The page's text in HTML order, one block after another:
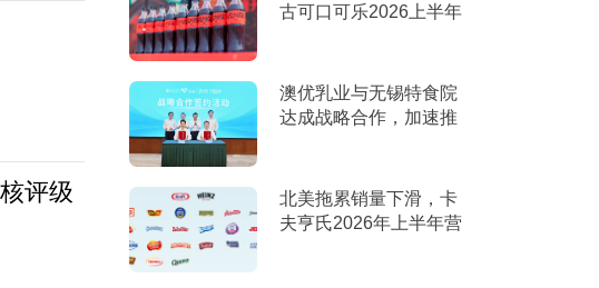
评级
古可口可乐2026上半年
澳优乳业与无锡特食院
达成战略合作，加速推
北美拖累销量下滑，卡
夫亨氏2026年上半年营